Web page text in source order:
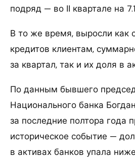
подряд — во ІІ квартале на
В то же время, выросли как
кредитов клиентам,
за квартал, так и их доля в
По данным бывшего
Национального банка
за последние полтора года
историческое событие —
в активах банков упала